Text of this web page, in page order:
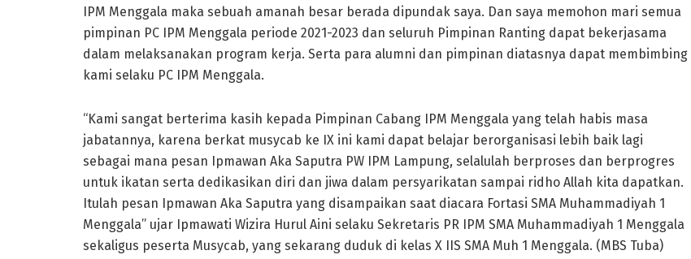
IPM Menggala maka sebuah amanah besar berada dipundak saya. Dan saya memohon mari semua
pimpinan PC IPM Menggala periode 2021-2023 dan seluruh Pimpinan Ranting dapat bekerjasama
dalam melaksanakan program kerja. Serta para alumni dan pimpinan diatasnya dapat membimbing
kami selaku PC IPM Menggala.
“Kami sangat berterima kasih kepada Pimpinan Cabang IPM Menggala yang telah habis masa
jabatannya, karena berkat musycab ke IX ini kami dapat belajar berorganisasi lebih baik lagi
sebagai mana pesan Ipmawan Aka Saputra PW IPM Lampung, selalulah berproses dan berprogres
untuk ikatan serta dedikasikan diri dan jiwa dalam persyarikatan sampai ridho Allah kita dapatkan.
Itulah pesan Ipmawan Aka Saputra yang disampaikan saat diacara Fortasi SMA Muhammadiyah 1
Menggala” ujar Ipmawati Wizira Hurul Aini selaku Sekretaris PR IPM SMA Muhammadiyah 1 Menggala
sekaligus peserta Musycab, yang sekarang duduk di kelas X IIS SMA Muh 1 Menggala. (MBS Tuba)